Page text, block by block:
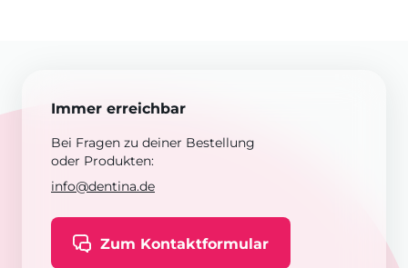
Immer erreichbar
Bei Fragen zu deiner Bestellung
oder Produkten:
info@dentina.de
Zum Kontaktformular